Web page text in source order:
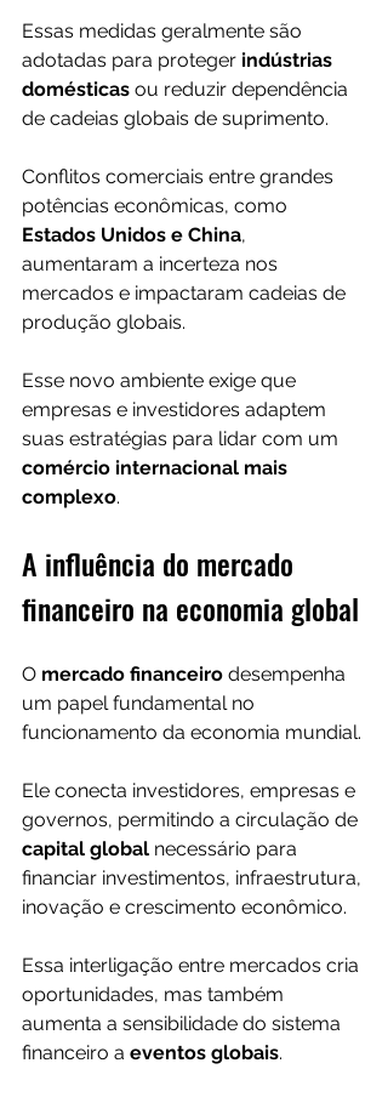
Essas medidas geralmente são
adotadas para proteger indústrias
domésticas ou reduzir dependência
de cadeias globais de suprimento.
Conflitos comerciais entre grandes
potências econômicas, como
Estados Unidos e China,
aumentaram a incerteza nos
mercados e impactaram cadeias de
produção globais.
Esse novo ambiente exige que
empresas e investidores adaptem
suas estratégias para lidar com um
comércio internacional mais
complexo.
A influência do mercado
financeiro na economia global
O mercado financeiro desempenha
um papel fundamental no
funcionamento da economia mundial.
Ele conecta investidores, empresas e
governos, permitindo a circulação de
capital global necessário para
financiar investimentos, infraestrutura,
inovação e crescimento econômico.
Essa interligação entre mercados cria
oportunidades, mas também
aumenta a sensibilidade do sistema
financeiro a eventos globais.